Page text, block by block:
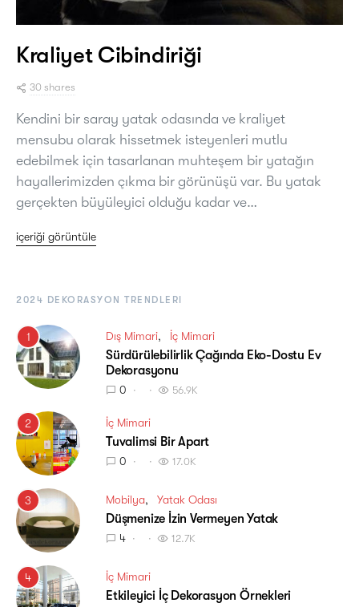
Kraliyet Cibindiriği
30 shares
Kendini bir saray yatak odasında ve kraliyet
mensubu olarak hissetmek isteyenleri mutlu
edebilmek için tasarlanan muhteşem bir yatağın
hayallerimizden çıkma bir görünüşü var. Bu yatak
gerçekten büyüleyici olduğu kadar ve…
içeriği görüntüle
2024 DEKORASYON TRENDLERI
1 Dış Mimari İç Mimari
Sürdürülebilirlik Çağında Eko-Dostu Ev
Dekorasyonu
0 56.9K
2 İç Mimari
Tuvalimsi Bir Apart
0 17.0K
3 Mobilya Yatak Odası
Düşmenize İzin Vermeyen Yatak
4 12.7K
4 İç Mimari
Etkileyici İç Dekorasyon Örnekleri